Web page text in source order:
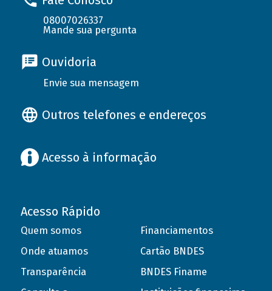
08007026337
Mande sua pergunta
Ouvidoria
Envie sua mensagem
Outros telefones e endereços
Acesso à informação
Acesso Rápido
Quem somos
Onde atuamos
Transparência
Financiamentos
Cartão BNDES
BNDES Finame